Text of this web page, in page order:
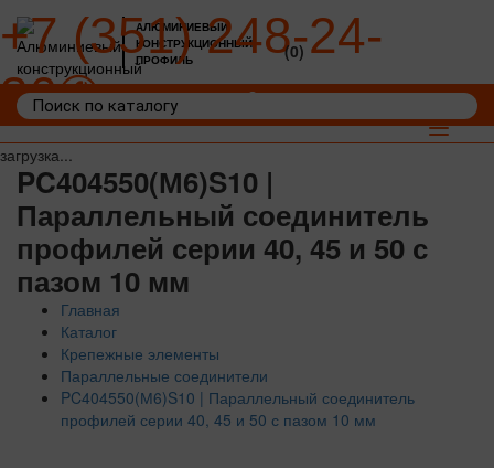
загрузка...
АЛЮМИНИЕВЫЙ
КОНСТРУКЦИОННЫЙ
ПРОФИЛЬ
+7 (351) 248-24-
36
(0)
Toggle
PC404550(М6)S10 |
Параллельный соединитель
профилей серии 40, 45 и 50 с
пазом 10 мм
Главная
Каталог
Крепежные элементы
Параллельные соединители
PC404550(М6)S10 | Параллельный соединитель
профилей серии 40, 45 и 50 с пазом 10 мм